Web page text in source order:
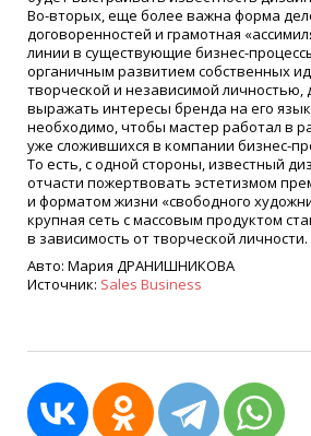
Во-вторых, еще более важна форма
договоренностей и грамотная «
линии в существующие бизнес-
органичным развитием собственных
творческой и независимой личностью,
выражать интересы бренда на его
необходимо, чтобы мастер работал в
уже сложившихся в компании бизнес-
То есть, с одной стороны, известный
отчасти пожертвовать эстетизмом
и форматом жизни «свободного
крупная сеть с массовым продуктом
в зависимость от творческой личности.
Авто: Мария ДРАНИШНИКОВА
Источник: Sales Business